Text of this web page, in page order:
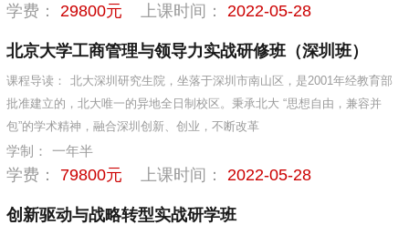
学费： 29800元 上课时间： 2022-05-28
北京大学工商管理与领导力实战研修班（深圳班）
课程导读：
北大深圳研究生院，坐落于深圳市南山区，是2001年经教育部
批准建立的，北大唯一的异地全日制校区。秉承北大 “思想自由，兼容并
包”的学术精神，融合深圳创新、创业，不断改革
学制： 一年半
学费： 79800元 上课时间： 2022-05-28
创新驱动与战略转型实战研学班